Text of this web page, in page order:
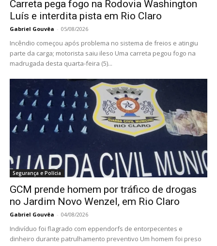
Carreta pega fogo na Rodovia Washington
Luís e interdita pista em Rio Claro
Gabriel Gouvêa - 05/08/2026
Incêndio começou após problema no sistema de freios e atingiu
parte da carga; motorista saiu ileso Uma carreta pegou fogo na
madrugada desta quarta-feira (5)...
Segurança e Polícia
GCM prende homem por tráfico de drogas
no Jardim Novo Wenzel, em Rio Claro
Gabriel Gouvêa - 04/08/2026
Indivíduo foi flagrado com eppendorfs de entorpecentes e
dinheiro durante patrulhamento preventivo Um homem foi preso